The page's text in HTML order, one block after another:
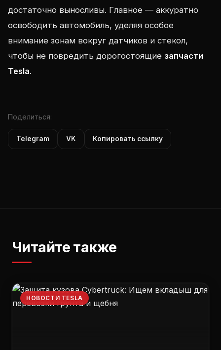
достаточно выносливы. Главное — аккуратно
освободить автомобиль, уделяя особое
внимание зонам вокруг датчиков и стекол,
чтобы не повредить дорогостоящие запчасти
Tesla.
Поделиться:
Telegram VK Копировать ссылку
Читайте также
НОВОСТИ TESLA